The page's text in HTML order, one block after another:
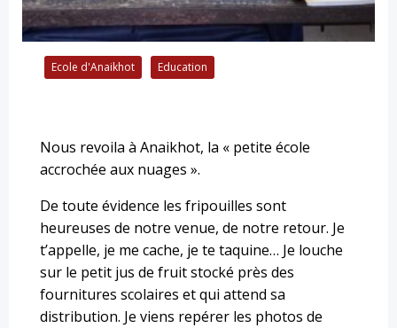
Ecole d'Anaikhot Education
Nous revoila à Anaikhot, la « petite école
accrochée aux nuages ».
De toute évidence les fripouilles sont
heureuses de notre venue, de notre retour. Je
t’appelle, je me cache, je te taquine… Je louche
sur le petit jus de fruit stocké près des
fournitures scolaires et qui attend sa
distribution. Je viens repérer les photos de